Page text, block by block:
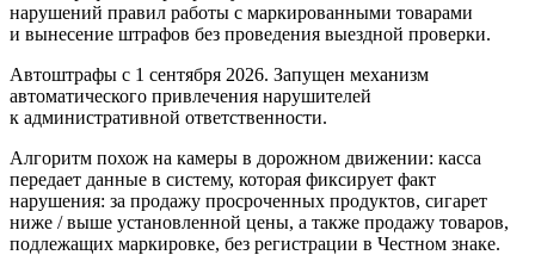
нарушений правил работы с маркированными товарами
и вынесение штрафов без проведения выездной проверки.
Автоштрафы с 1 сентября 2026. Запущен механизм
автоматического привлечения нарушителей
к административной ответственности.
Алгоритм похож на камеры в дорожном движении: касса
передает данные в систему, которая фиксирует факт
нарушения: за продажу просроченных продуктов, сигарет
ниже / выше установленной цены, а также продажу товаров,
подлежащих маркировке, без регистрации в Честном знаке.